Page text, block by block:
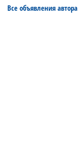
Все объявления автора